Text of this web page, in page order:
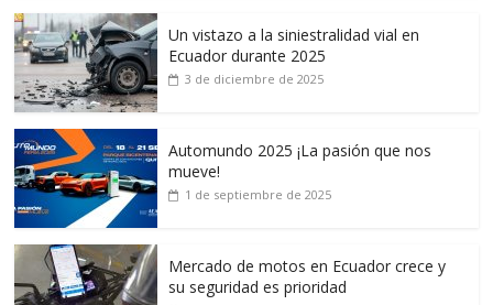
Un vistazo a la siniestralidad vial en
Ecuador durante 2025
3 de diciembre de 2025
Automundo 2025 ¡La pasión que nos
mueve!
1 de septiembre de 2025
Mercado de motos en Ecuador crece y
su seguridad es prioridad